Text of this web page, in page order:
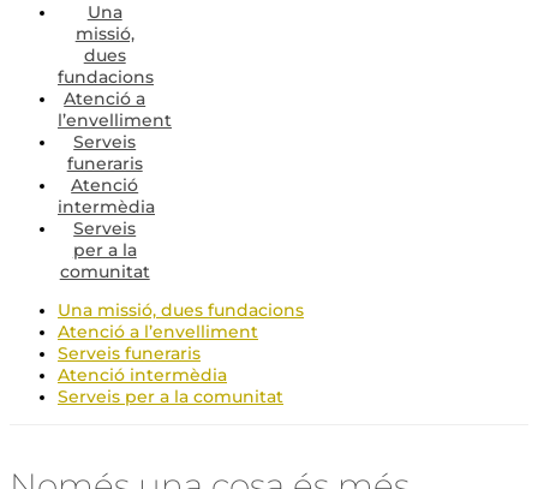
Una
missió,
dues
fundacions
Atenció a
l’envelliment
Serveis
funeraris
Atenció
intermèdia
Serveis
per a la
comunitat
Una missió, dues fundacions
Atenció a l’envelliment
Serveis funeraris
Atenció intermèdia
Serveis per a la comunitat